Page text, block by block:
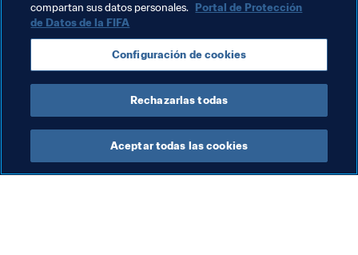
Temas relacionados
Copa Mundial Femenina Sub-17 de la FIFA Uruguay
2018
compartan sus datos personales. Portal de Protección
de Datos de la FIFA
Configuración de cookies
Rechazarlas todas
Aceptar todas las cookies